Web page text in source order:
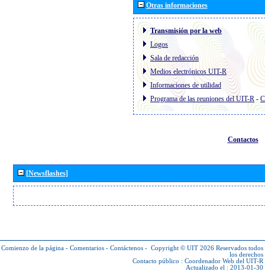
Otras informaciones
Transmisión por la web
Logos
Sala de redacción
Medios electrónicos UIT-R
Informaciones de utilidad
Programa de las reuniones del UIT-R-
Contactos
[Newsflashes]
Comienzo de la página - Comentarios - Contáctenos - Copyright © UIT 2026 Reservados todos
los derechos
Contacto público : Coordenador Web del UIT-R
Actualizado el : 2013-01-30